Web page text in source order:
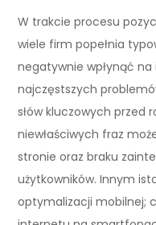
W trakcie procesu
wiele firm popełnia
negatywnie wpłynąć
najczęstszych
słów kluczowych przed
niewłaściwych fraz
stronie oraz braku
użytkowników. Innym
optymalizacji mobilnej;